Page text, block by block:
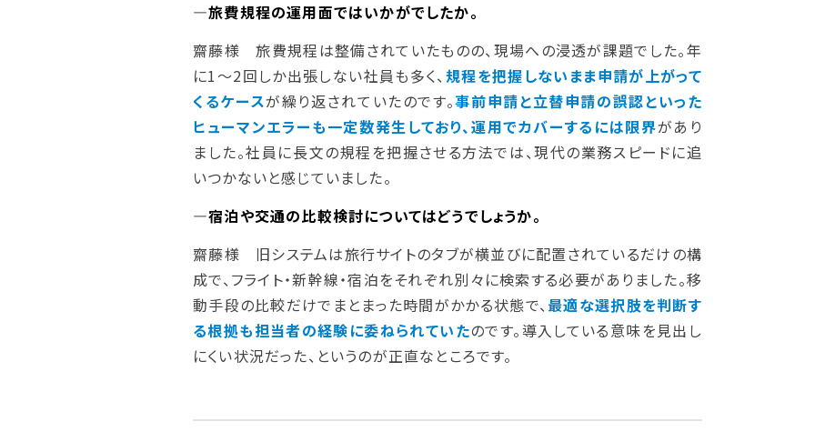
―旅費規程の運用面ではいかがでしたか。
齋藤様 旅費規程は整備されていたものの、現場への浸透が課題でした。年
に1〜2回しか出張しない社員も多く、規程を把握しないまま申請が上がって
くるケースが繰り返されていたのです。事前申請と立替申請の誤認といった
ヒューマンエラーも一定数発生しており、運用でカバーするには限界があり
ました。社員に長文の規程を把握させる方法では、現代の業務スピードに追
いつかないと感じていました。
―宿泊や交通の比較検討についてはどうでしょうか。
齋藤様 旧システムは旅行サイトのタブが横並びに配置されているだけの構
成で、フライト・新幹線・宿泊をそれぞれ別々に検索する必要がありました。移
動手段の比較だけでまとまった時間がかかる状態で、最適な選択肢を判断す
る根拠も担当者の経験に委ねられていたのです。導入している意味を見出し
にくい状況だった、というのが正直なところです。